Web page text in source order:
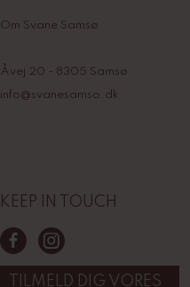
Om Svane Samsø
Åvej 20 - 8305 Samsø
info@svanesamso.dk
KEEP IN TOUCH
TILMELD DIG VORES